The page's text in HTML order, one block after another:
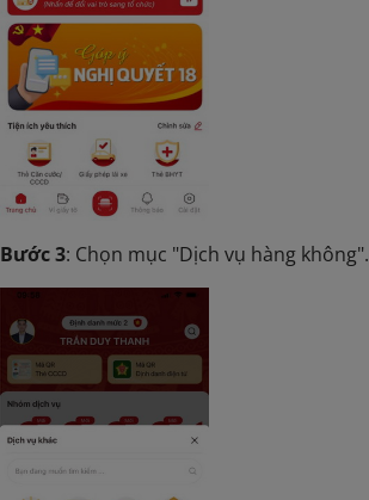
Bước 3: Chọn mục "Dịch vụ hàng không".